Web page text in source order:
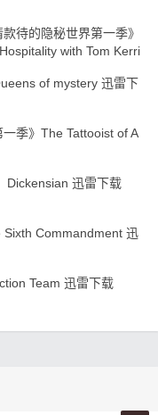
待的隐秘世界第一季》
with Tom Kerri
of mystery 迅雷下
一季》The Tattooist of A
Dickensian 迅雷下载
Sixth Commandment 迅
Team 迅雷下载